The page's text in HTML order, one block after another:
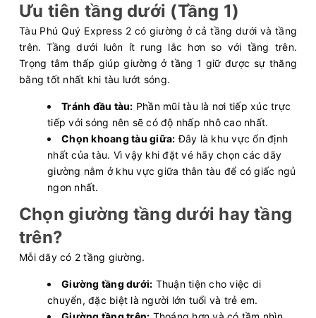
Ưu tiên tầng dưới (Tầng 1)
Tàu Phú Quý Express 2 có giường ở cả tầng dưới và tầng
trên. Tầng dưới luôn ít rung lắc hơn so với tầng trên.
Trọng tâm thấp giúp giường ở tầng 1 giữ được sự thăng
bằng tốt nhất khi tàu lướt sóng.
Tránh đầu tàu: Phần mũi tàu là nơi tiếp xúc trực
tiếp với sóng nên sẽ có độ nhấp nhô cao nhất.
Chọn khoang tàu giữa: Đây là khu vực ổn định
nhất của tàu. Vì vậy khi đặt vé hãy chọn các dãy
giường nằm ở khu vực giữa thân tàu để có giấc ngủ
ngon nhất.
Chọn giường tầng dưới hay tầng
trên?
Mỗi dãy có 2 tầng giường.
Giường tầng dưới: Thuận tiện cho việc di
chuyển, đặc biệt là người lớn tuổi và trẻ em.